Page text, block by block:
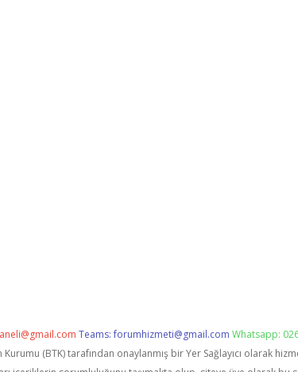
Teams:forumhizmeti@gmail.com Whatsapp:
Kurumu (BTK) tarafından onaylanmış bir Yer Sağlayıcı olarak